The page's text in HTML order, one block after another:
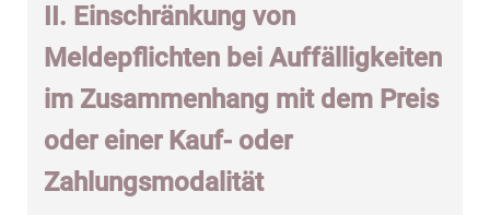
II. Einschränkung von
Meldepflichten bei Auffälligkeiten
im Zusammenhang mit dem Preis
oder einer Kauf- oder
Zahlungsmodalität